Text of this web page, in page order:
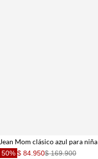
Jean Mom clásico azul para niña
50% $ 84.950$ 169.900